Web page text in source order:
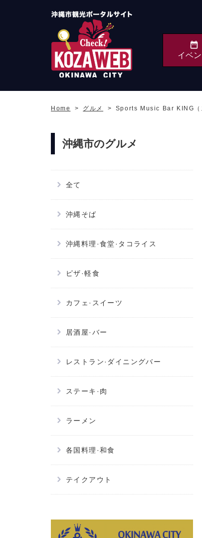
OKINAWA CITY
イベン
Home グルメ Sports Music Bar KING（
沖縄市のグルメ
全て
沖縄そば
沖縄料理·食堂·タコライス
ピザ·軽食
カフェ·スイーツ
居酒屋·バー
レストラン·ダイニングバー
ステーキ·肉
ラーメン
各国料理·和食
テイクアウト